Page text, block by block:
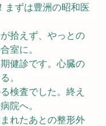
まずは豊洲の昭和医
拾えず、やっとの
室に。
健診です。心臓の
。
検査でした。終え
院へ。
れたあとの整形外